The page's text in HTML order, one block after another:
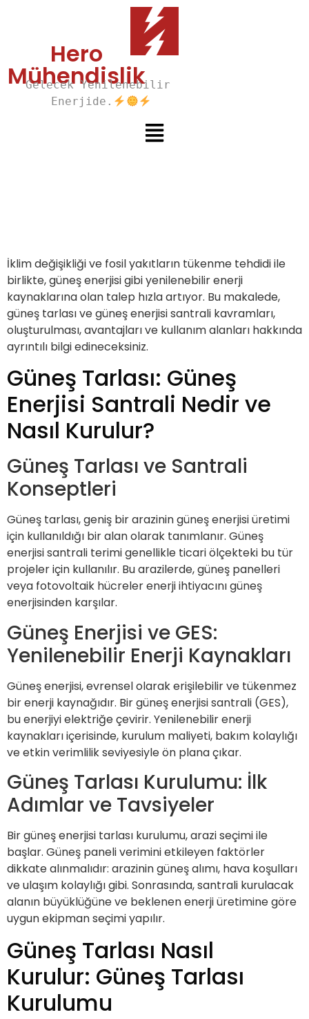
Hero
Mühendislik
Gelecek Yenilenebilir
Enerjide.
İklim değişikliği ve fosil yakıtların tükenme tehdidi ile
birlikte, güneş enerjisi gibi yenilenebilir enerji
kaynaklarına olan talep hızla artıyor. Bu makalede,
güneş tarlası ve güneş enerjisi santrali kavramları,
oluşturulması, avantajları ve kullanım alanları hakkında
ayrıntılı bilgi edineceksiniz.
Güneş Tarlası: Güneş
Enerjisi Santrali Nedir ve
Nasıl Kurulur?
Güneş Tarlası ve Santrali
Konseptleri
Güneş tarlası, geniş bir arazinin güneş enerjisi üretimi
için kullanıldığı bir alan olarak tanımlanır. Güneş
enerjisi santrali terimi genellikle ticari ölçekteki bu tür
projeler için kullanılır. Bu arazilerde, güneş panelleri
veya fotovoltaik hücreler enerji ihtiyacını güneş
enerjisinden karşılar.
Güneş Enerjisi ve GES:
Yenilenebilir Enerji Kaynakları
Güneş enerjisi, evrensel olarak erişilebilir ve tükenmez
bir enerji kaynağıdır. Bir güneş enerjisi santrali (GES),
bu enerjiyi elektriğe çevirir. Yenilenebilir enerji
kaynakları içerisinde, kurulum maliyeti, bakım kolaylığı
ve etkin verimlilik seviyesiyle ön plana çıkar.
Güneş Tarlası Kurulumu: İlk
Adımlar ve Tavsiyeler
Bir güneş enerjisi tarlası kurulumu, arazi seçimi ile
başlar. Güneş paneli verimini etkileyen faktörler
dikkate alınmalıdır: arazinin güneş alımı, hava koşulları
ve ulaşım kolaylığı gibi. Sonrasında, santrali kurulacak
alanın büyüklüğüne ve beklenen enerji üretimine göre
uygun ekipman seçimi yapılır.
Güneş Tarlası Nasıl
Kurulur: Güneş Tarlası
Kurulumu